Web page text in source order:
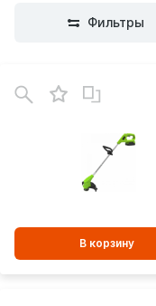
Фильтры
В корзину